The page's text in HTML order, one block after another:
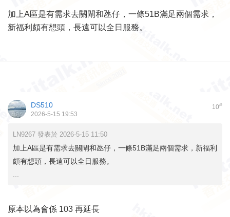
加上A區是有需求去關閘和氹仔，一條51B滿足兩個需求，
新福利頗有想頭，長遠可以全日服務。
10#
DS510
2026-5-15 19:53
LN9267 發表於 2026-5-15 11:50
加上A區是有需求去關閘和氹仔，一條51B滿足兩個需求，新福利
頗有想頭，長遠可以全日服務。
...
原本以為會係 103 再延長